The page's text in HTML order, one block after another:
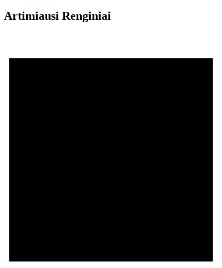
Artimiausi Renginiai